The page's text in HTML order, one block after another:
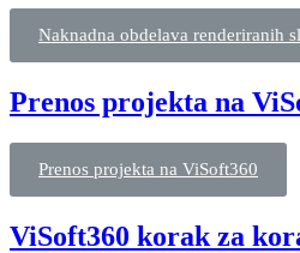
Naknadna obdelava renderiranih
Prenos projekta na
Prenos projekta na ViSoft360
ViSoft360 korak za